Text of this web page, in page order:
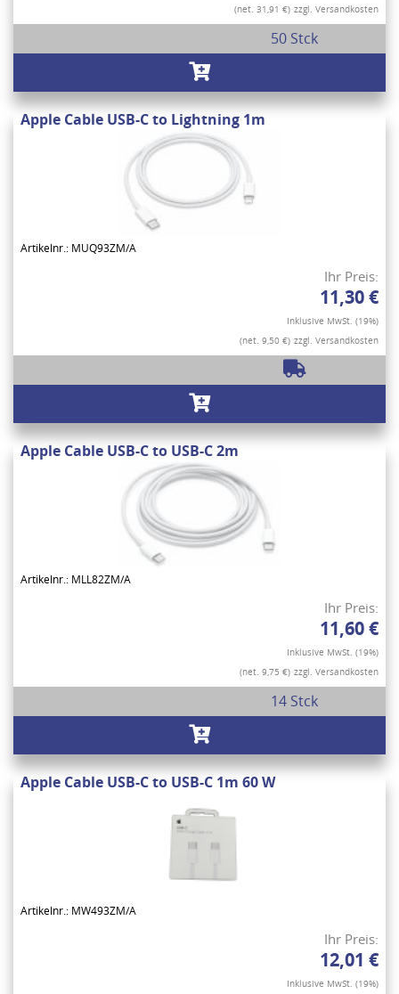
(net. 31,91 €) zzgl. Versandkosten
50 Stck
Apple Cable USB-C to Lightning 1m
Artikelnr.: MUQ93ZM/A
Ihr Preis:
11,30 €
Inklusive MwSt. (19%)
(net. 9,50 €) zzgl. Versandkosten
Apple Cable USB-C to USB-C 2m
Artikelnr.: MLL82ZM/A
Ihr Preis:
11,60 €
Inklusive MwSt. (19%)
(net. 9,75 €) zzgl. Versandkosten
14 Stck
Apple Cable USB-C to USB-C 1m 60 W
Artikelnr.: MW493ZM/A
Ihr Preis:
12,01 €
Inklusive MwSt. (19%)